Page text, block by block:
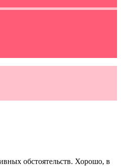
обстоятельств. Хорошо, в